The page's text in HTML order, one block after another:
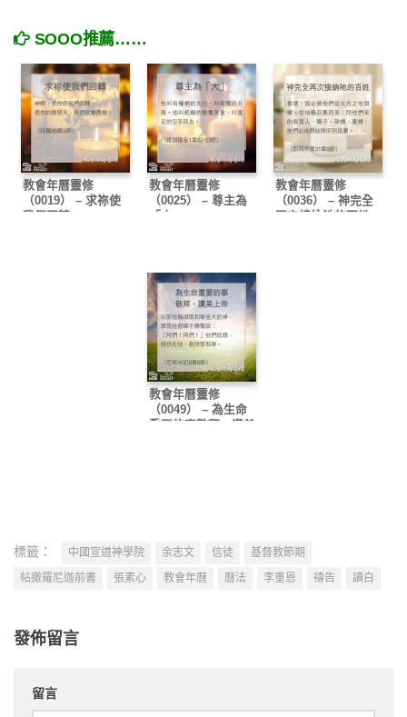
SOOO推薦……
教會年曆靈修
（0019） – 求祢使
我們回轉
教會年曆靈修
（0025） – 尊主為
「大」
教會年曆靈修
（0036） – 神完全
再次接納祂的百姓
教會年曆靈修
（0049） – 為生命
重要的事敬拜、讚美
標籤： 中國宣道神學院 余志文 信徒
基督教節期
帖撒羅尼迦前書
張素心 教會年曆 曆法 李重恩 禱告 讀白
發佈留言
留言